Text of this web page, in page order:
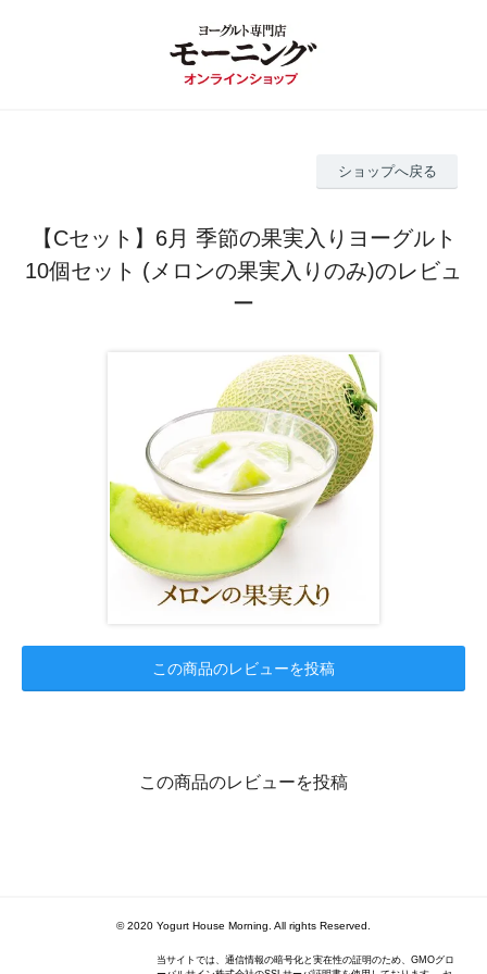
ショップへ戻る
【Cセット】6月 季節の果実入りヨーグルト
10個セット (メロンの果実入りのみ)のレビュ
ー
この商品のレビューを投稿
この商品のレビューを投稿
© 2020 Yogurt House Morning. All rights Reserved.
当サイトでは、通信情報の暗号化と実在性の証明のため、GMOグロ